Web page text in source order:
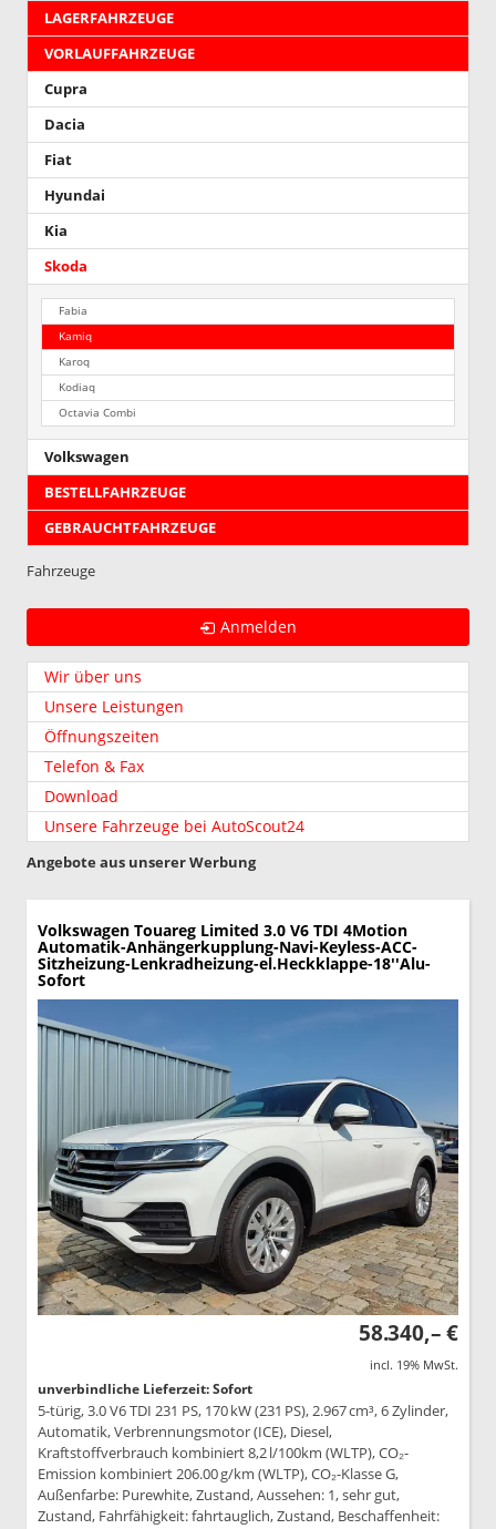
LAGERFAHRZEUGE
VORLAUFFAHRZEUGE
Cupra
Dacia
Fiat
Hyundai
Kia
Skoda
Fabia
Kamiq
Karoq
Kodiaq
Octavia Combi
Volkswagen
BESTELLFAHRZEUGE
GEBRAUCHTFAHRZEUGE
Fahrzeuge
Anmelden
Wir über uns
Unsere Leistungen
Öffnungszeiten
Telefon & Fax
Download
Unsere Fahrzeuge bei AutoScout24
Angebote aus unserer Werbung
Volkswagen Touareg Limited 3.0 V6 TDI 4Motion
Automatik-Anhängerkupplung-Navi-Keyless-ACC-
Sitzheizung-Lenkradheizung-el.Heckklappe-18''Alu-
Sofort
58.340,– €
incl. 19% MwSt.
unverbindliche Lieferzeit: Sofort
5-türig, 3.0 V6 TDI 231 PS, 170 kW (231 PS), 2.967 cm³, 6 Zylinder,
Automatik, Verbrennungsmotor (ICE), Diesel,
Kraftstoffverbrauch kombiniert 8,2 l/100km (WLTP), CO₂-
Emission kombiniert 206.00 g/km (WLTP), CO₂-Klasse G,
Außenfarbe: Purewhite, Zustand, Aussehen: 1, sehr gut,
Zustand, Fahrfähigkeit: fahrtauglich, Zustand, Beschaffenheit: